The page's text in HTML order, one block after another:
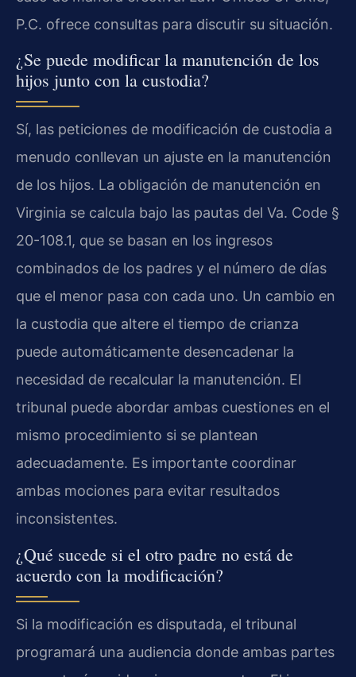
P.C. ofrece consultas para discutir su situación.
¿Se puede modificar la manutención de los
hijos junto con la custodia?
Sí, las peticiones de modificación de custodia a
menudo conllevan un ajuste en la manutención
de los hijos. La obligación de manutención en
Virginia se calcula bajo las pautas del Va. Code §
20-108.1, que se basan en los ingresos
combinados de los padres y el número de días
que el menor pasa con cada uno. Un cambio en
la custodia que altere el tiempo de crianza
puede automáticamente desencadenar la
necesidad de recalcular la manutención. El
tribunal puede abordar ambas cuestiones en el
mismo procedimiento si se plantean
adecuadamente. Es importante coordinar
ambas mociones para evitar resultados
inconsistentes.
¿Qué sucede si el otro padre no está de
acuerdo con la modificación?
Si la modificación es disputada, el tribunal
programará una audiencia donde ambas partes